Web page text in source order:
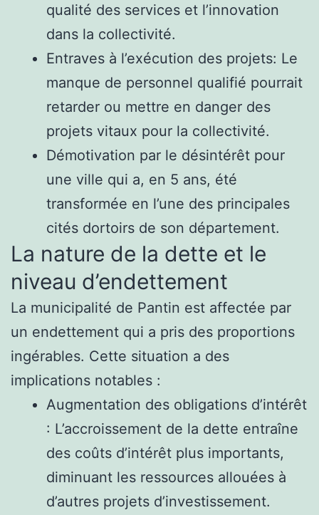
qualité des services et l’innovation
dans la collectivité.
Entraves à l’exécution des projets: Le
manque de personnel qualifié pourrait
retarder ou mettre en danger des
projets vitaux pour la collectivité.
Démotivation par le désintérêt pour
une ville qui a, en 5 ans, été
transformée en l’une des principales
cités dortoirs de son département.
La nature de la dette et le
niveau d’endettement
La municipalité de Pantin est affectée par
un endettement qui a pris des proportions
ingérables. Cette situation a des
implications notables :
Augmentation des obligations d’intérêt
: L’accroissement de la dette entraîne
des coûts d’intérêt plus importants,
diminuant les ressources allouées à
d’autres projets d’investissement.